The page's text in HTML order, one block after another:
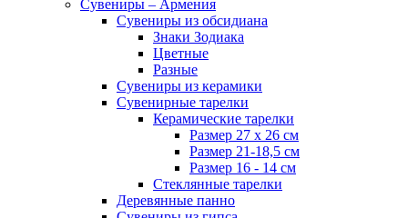
Сувениры – Армения
Сувениры из обсидиана
Знаки Зодиака
Цветные
Разные
Сувениры из керамики
Сувенирные тарелки
Керамические тарелки
Размер 27 х 26 см
Размер 21-18,5 см
Размер 16 - 14 см
Стеклянные тарелки
Деревянные панно